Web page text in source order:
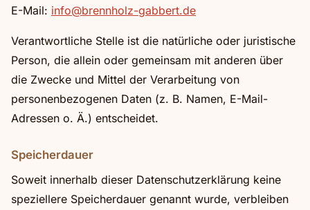
E-Mail: info@brennholz-gabbert.de
Verantwortliche Stelle ist die natürliche oder juristische
Person, die allein oder gemeinsam mit anderen über
die Zwecke und Mittel der Verarbeitung von
personenbezogenen Daten (z. B. Namen, E-Mail-
Adressen o. Ä.) entscheidet.
Speicherdauer
Soweit innerhalb dieser Datenschutzerklärung keine
speziellere Speicherdauer genannt wurde, verbleiben